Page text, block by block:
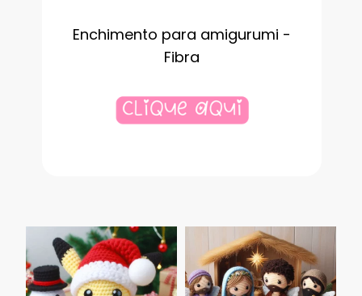
Enchimento para amigurumi -
Fibra